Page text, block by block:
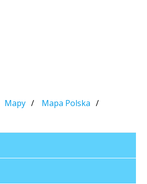
Mapy
Mapa Polska